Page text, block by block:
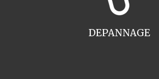
DEPANNAGE